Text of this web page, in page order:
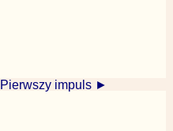
Pierwszy impuls ►